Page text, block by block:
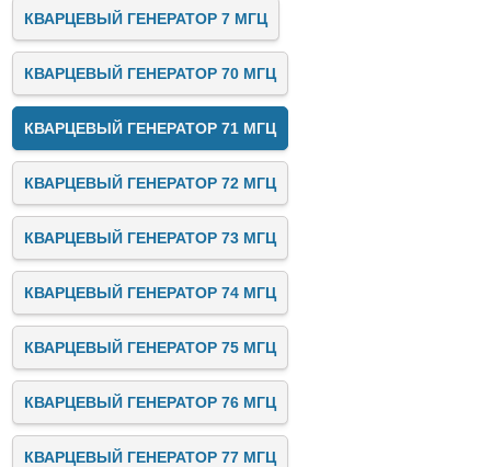
КВАРЦЕВЫЙ ГЕНЕРАТОР 7 МГЦ
КВАРЦЕВЫЙ ГЕНЕРАТОР 70 МГЦ
КВАРЦЕВЫЙ ГЕНЕРАТОР 71 МГЦ
КВАРЦЕВЫЙ ГЕНЕРАТОР 72 МГЦ
КВАРЦЕВЫЙ ГЕНЕРАТОР 73 МГЦ
КВАРЦЕВЫЙ ГЕНЕРАТОР 74 МГЦ
КВАРЦЕВЫЙ ГЕНЕРАТОР 75 МГЦ
КВАРЦЕВЫЙ ГЕНЕРАТОР 76 МГЦ
КВАРЦЕВЫЙ ГЕНЕРАТОР 77 МГЦ